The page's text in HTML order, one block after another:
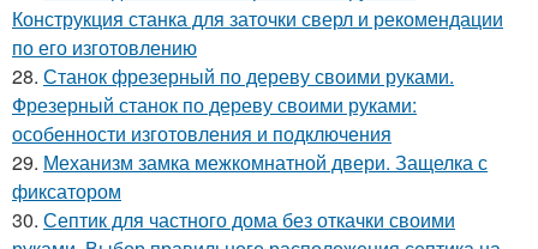
Конструкция станка для заточки сверл и рекомендации
по его изготовлению
28. Станок фрезерный по дереву своими руками.
Фрезерный станок по дереву своими руками:
особенности изготовления и подключения
29. Механизм замка межкомнатной двери. Защелка с
фиксатором
30. Септик для частного дома без откачки своими